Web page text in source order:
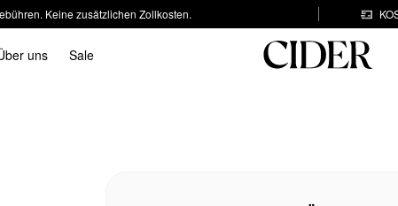
Keine zusätzlichen Zollkosten.
uns Sale